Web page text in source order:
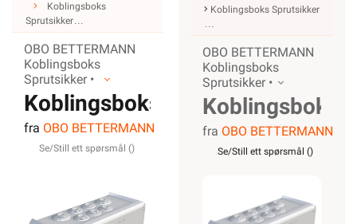
Koblingsboks
Sprutsikker
OBO BETTERMANN
Koblingsboks
Sprutsikker •
Koblingsboks
OBO T350
fra OBO BETTERMANN
Se/Still ett spørsmål ()
Koblingsboks Sprutsikker
OBO BETTERMANN
Koblingsboks
Sprutsikker •
Koblingsboks
OBO T350
fra OBO BETTERMANN
Se/Still ett spørsmål ()